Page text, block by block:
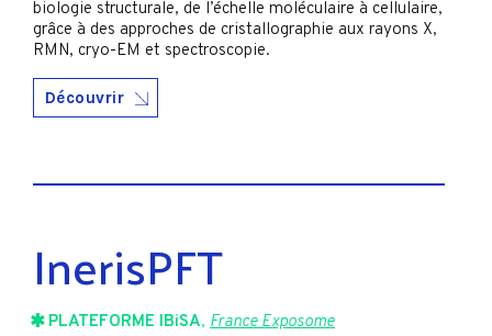
biologie structurale, de l’échelle moléculaire à cellulaire,
grâce à des approches de cristallographie aux rayons X,
RMN, cryo-EM et spectroscopie.
Découvrir
InerisPFT
PLATEFORME IBiSA, France Exposome